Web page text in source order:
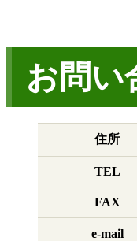
お問い
住所
TEL
FAX
e-mail